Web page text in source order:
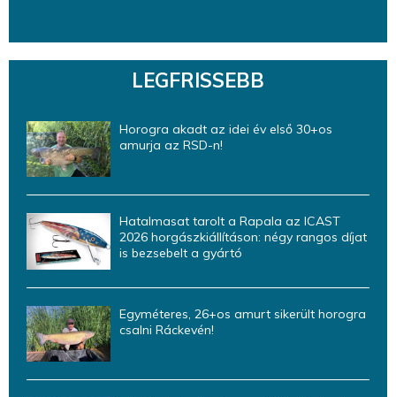
LEGFRISSEBB
Horogra akadt az idei év első 30+os
amurja az RSD-n!
Hatalmasat tarolt a Rapala az ICAST
2026 horgászkiállításon: négy rangos díjat
is bezsebelt a gyártó
Egyméteres, 26+os amurt sikerült horogra
csalni Ráckevén!